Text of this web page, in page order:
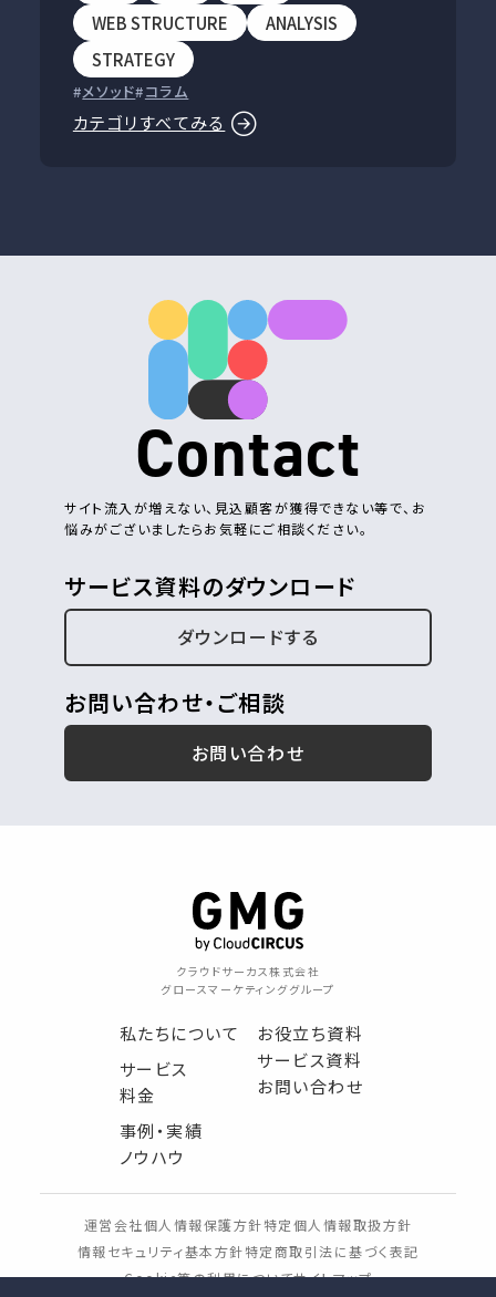
WEB STRUCTURE
ANALYSIS
STRATEGY
メソッド コラム
カテゴリすべてみる
Contact
サイト流入が増えない、見込顧客が獲得できない等で、お
悩みがございましたらお気軽にご相談ください。
サービス資料のダウンロード
ダウンロードする
お問い合わせ・ご相談
お問い合わせ
クラウドサーカス株式会社
グロースマーケティンググループ
私たちについて
サービス
料金
事例・実績
ノウハウ
お役立ち資料
サービス資料
お問い合わせ
運営会社個人情報保護方針特定個人情報取扱方針
情報セキュリティ基本方針特定商取引法に基づく表記
Cookie等の利用についてサイトマップ